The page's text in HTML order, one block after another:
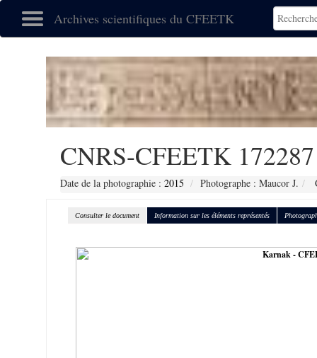
Archives scientifiques du CFEETK
CNRS-CFEETK 172287
Date de la photographie : 2015 Photographe : Maucor J.
Consulter le document Information sur les éléments représentés